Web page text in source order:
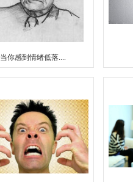
当你感到情绪低落....